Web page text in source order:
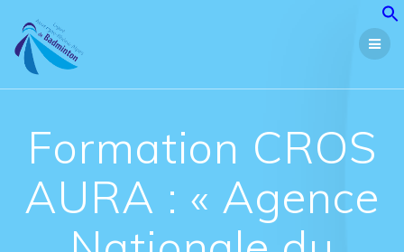
Formation CROS
AURA : « Agence